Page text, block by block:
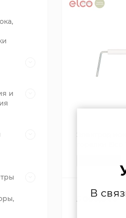
Электрод
5 000,04 ₽
и
В